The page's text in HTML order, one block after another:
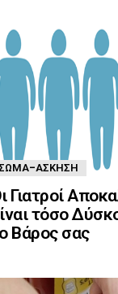
ΆΣΚΗΣΗ
Γιατροί
τόσο
Βάρος σας